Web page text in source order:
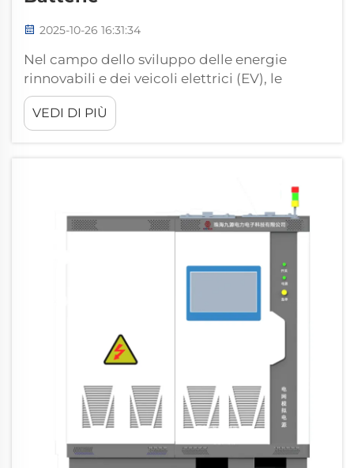
2025-10-26 16:31:34
Nel campo dello sviluppo delle energie
rinnovabili e dei veicoli elettrici (EV), le
prestazioni della batteria determinano
direttamente l'affidabilità e la sicurezza dei
prodotti finali. Per valutare con precisione
VEDI DI PIÙ